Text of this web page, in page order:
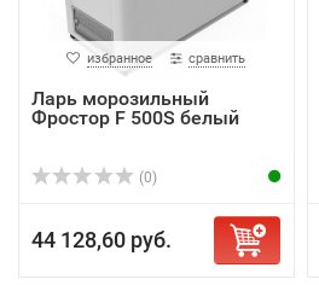
избранное сравнить
Ларь морозильный
Фростор F 500S белый
(0)
44 128,60 руб.